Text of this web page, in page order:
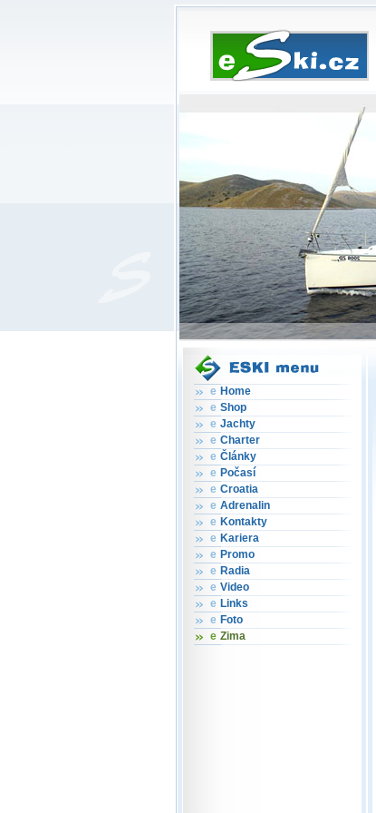
e Home
e Shop
e Jachty
e Charter
e Články
e Počasí
e Croatia
e Adrenalin
e Kontakty
e Kariera
e Promo
e Radia
e Video
e Links
e Foto
e Zima